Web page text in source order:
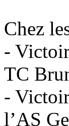
Chez
-
TC
-
l’AS